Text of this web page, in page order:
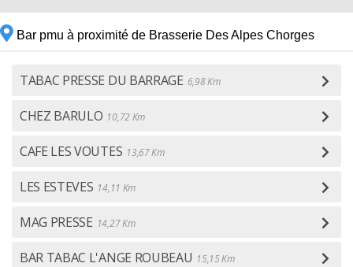
Bar pmu à proximité de Brasserie Des Alpes Chorges
TABAC PRESSE DU BARRAGE 6,98 Km
CHEZ BARULO 10,72 Km
CAFE LES VOUTES 13,67 Km
LES ESTEVES 14,11 Km
MAG PRESSE 14,27 Km
BAR TABAC L'ANGE ROUBEAU 15,15 Km